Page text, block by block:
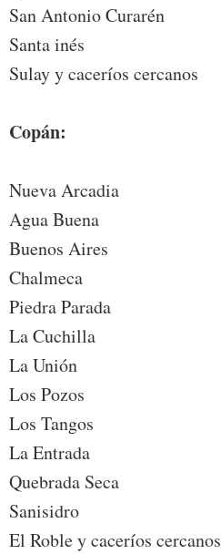
San Antonio Curarén
Santa inés
Sulay y caceríos cercanos
Copán:
Nueva Arcadia
Agua Buena
Buenos Aires
Chalmeca
Piedra Parada
La Cuchilla
La Unión
Los Pozos
Los Tangos
La Entrada
Quebrada Seca
Sanisidro
El Roble y caceríos cercanos